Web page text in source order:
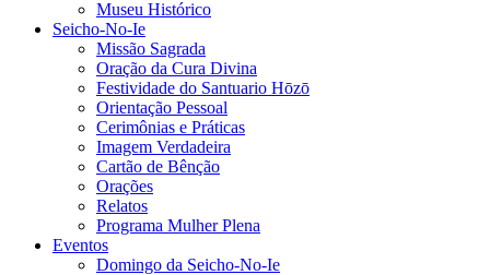
Museu Histórico
Seicho-No-Ie
Missão Sagrada
Oração da Cura Divina
Festividade do Santuario Hōzō
Orientação Pessoal
Cerimônias e Práticas
Imagem Verdadeira
Cartão de Bênção
Orações
Relatos
Programa Mulher Plena
Eventos
Domingo da Seicho-No-Ie